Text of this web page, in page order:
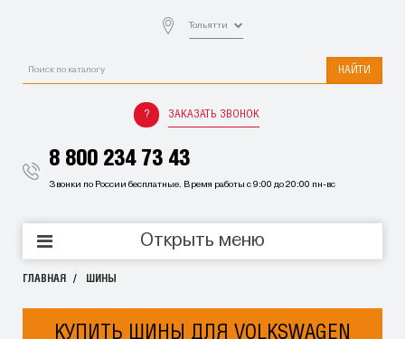
Тольятти
НАЙТИ
ЗАКАЗАТЬ ЗВОНОК
8 800 234 73 43
Звонки по России бесплатные. Время работы с 9:00 до 20:00 пн-вс
Открыть меню
ГЛАВНАЯ ШИНЫ
КУПИТЬ ШИНЫ ДЛЯ VOLKSWAGEN